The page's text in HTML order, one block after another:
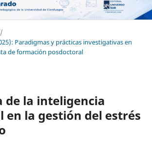
/
Paradigmas y prácticas investigativas en
de formación posdoctoral
de la inteligencia
en la gestión del estrés